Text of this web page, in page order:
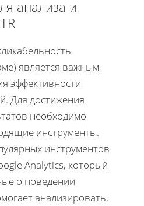
анализа и
является важным
эффективности
Для достижения
необходимо
инструменты.
инструментов
Analytics, который
о поведении
анализировать,